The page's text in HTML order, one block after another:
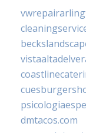
dmtacos.com